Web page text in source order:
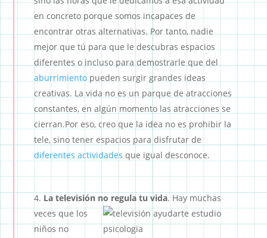
en concreto porque somos incapaces de
encontrar otras alternativas. Por tanto, nadie
mejor que tú para que le descubras espacios
diferentes o incluso para demostrarle que del
aburrimientopueden surgir grandes ideas
creativas. La vida no es un parque de atracciones
constantes, en algún momento las atracciones se
cierran.Por eso, creo que la idea no es prohibir la
tele, sino tener espacios para disfrutar de
diferentes actividades que igual desconoce.
La televisión no regula tu vida. Hay muchas
veces que los
niños no